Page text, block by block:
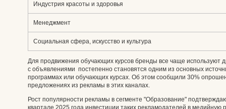
Индустрия красоты и здоровья
Менеджмент
Социальная сфера, искусство и культура
Для продвижения обучающих курсов бренды все чаще
с объявлениями постепенно становятся одним из основных
программах или обучающих курсах. Об этом сообщили 30%
предложениях из рекламы в этих каналах.
Рост популярности рекламы в сегменте "Образование"
квартале 2025 года инвестиции таких рекламодателей в медийную